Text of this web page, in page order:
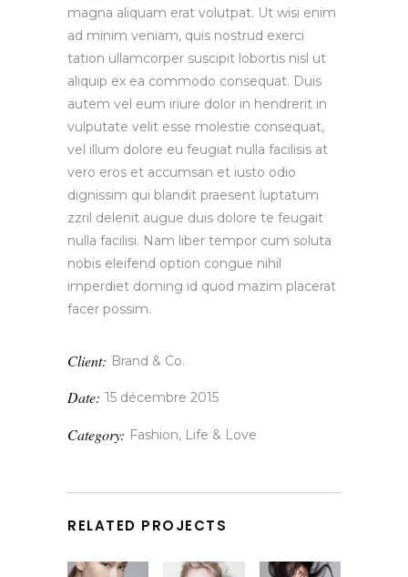
magna aliquam erat volutpat. Ut wisi enim
ad minim veniam, quis nostrud exerci
tation ullamcorper suscipit lobortis nisl ut
aliquip ex ea commodo consequat. Duis
autem vel eum iriure dolor in hendrerit in
vulputate velit esse molestie consequat,
vel illum dolore eu feugiat nulla facilisis at
vero eros et accumsan et iusto odio
dignissim qui blandit praesent luptatum
zzril delenit augue duis dolore te feugait
nulla facilisi. Nam liber tempor cum soluta
nobis eleifend option congue nihil
imperdiet doming id quod mazim placerat
facer possim.
Client: Brand & Co.
Date: 15 décembre 2015
Category: Fashion, Life & Love
RELATED PROJECTS